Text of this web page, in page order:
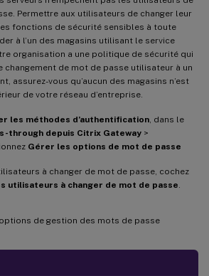
Permettre aux utilisateurs de changer leur
fonctions de sécurité sensibles à toute
à l’un des magasins utilisant le service
organisation a une politique de sécurité qui
changement de mot de passe utilisateur à un
assurez-vous qu’aucun des magasins n’est
de votre réseau d’entreprise.
les méthodes d’authentification , dans le
through depuis Citrix Gateway >
Gérer les options de mot de passe
à changer de mot de passe, cochez
utilisateurs à changer de mot de passe